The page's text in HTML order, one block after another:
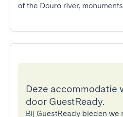
of the Douro river,
Deze accommodatie
door GuestReady.
Bij GuestReady bieden we